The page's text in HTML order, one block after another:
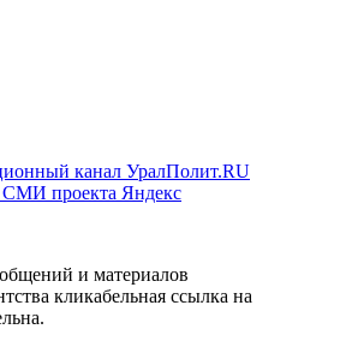
канал УралПолит.RU
СМИ проекта Яндекс
и материалов
кликабельная ссылка на